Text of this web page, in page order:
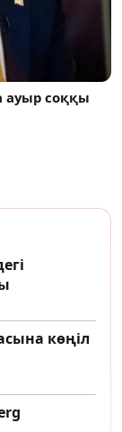
ауыр соққы
көңіл